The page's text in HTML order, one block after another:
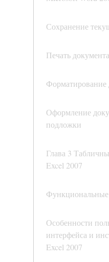
Сохранение
Печать документа
Форматирование
Оформление
подложки
Глава 3
Excel 2007
Особенности
интерфейса и
Excel 2007